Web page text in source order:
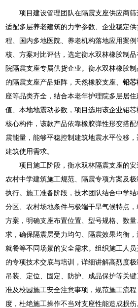
项目建设管理团队在隔震支座供应商
适配多层养老建筑的力学参数、企业稳定
程、国内多地医院、养老机构落地应用案
核、方案对比评估，选定衡水双林橡胶制
院隔震支座专属供货企业。衡水双林橡胶
的隔震支座产品矩阵，天然橡胶支座、铅
座等品类齐全，结合本老年护理院多层居
值、本地地震动参数，项目选用该企业铅
核心构件，该款产品依靠橡胶弹性形变搭
震能量，能够平稳控制建筑地震水平位移
建筑使用需求。
项目施工阶段，衡水双林隔震支座的
农村中学建筑施工规范、隔震专项方案及
执行。施工准备阶段，技术团队结合中学
分区、农村场地条件与极端干旱气候特点
方案，明确支座布置位置、型号规格、数
求，确保隔震层受力均匀、隔震效果均衡，
就餐等不同场景的安全需求。组织施工人
的专项技术交底与培训，详细讲解高烈度
吊装、定位、固定、防护、成品保护等关
准及校园施工安全注意事项，规范施工流
度，杜绝施工操作不当对支座性能造成损伤